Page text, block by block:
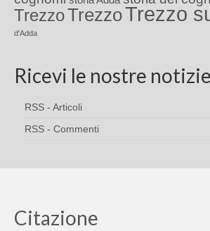
TrezzoTrezzoTrezzo
d'Adda
Ricevi le nostre
RSS - Articoli
RSS - Commenti
Citazione